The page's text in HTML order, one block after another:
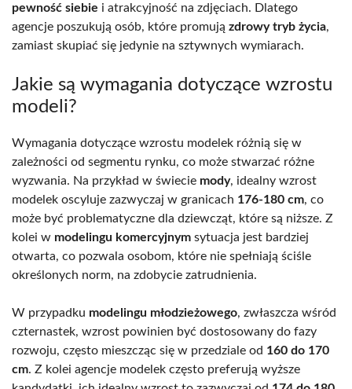
pewność siebie i atrakcyjność na zdjęciach. Dlatego
agencje poszukują osób, które promują zdrowy tryb życia,
zamiast skupiać się jedynie na sztywnych wymiarach.
Jakie są wymagania dotyczące wzrostu
modeli?
Wymagania dotyczące wzrostu modelek różnią się w
zależności od segmentu rynku, co może stwarzać różne
wyzwania. Na przykład w świecie mody, idealny wzrost
modelek oscyluje zazwyczaj w granicach 176-180 cm, co
może być problematyczne dla dziewcząt, które są niższe. Z
kolei w modelingu komercyjnym sytuacja jest bardziej
otwarta, co pozwala osobom, które nie spełniają ściśle
określonych norm, na zdobycie zatrudnienia.
W przypadku modelingu młodzieżowego, zwłaszcza wśród
czternastek, wzrost powinien być dostosowany do fazy
rozwoju, często mieszcząc się w przedziale od 160 do 170
cm. Z kolei agencje modelek często preferują wyższe